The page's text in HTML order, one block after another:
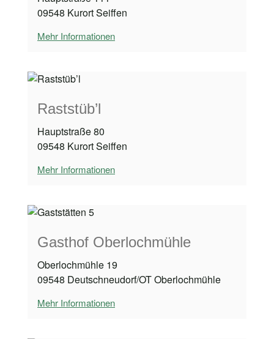
09548 Kurort Seiffen
Mehr Informationen
Raststüb’l
Hauptstraße 80
09548 Kurort Seiffen
Mehr Informationen
Gasthof Oberlochmühle
Oberlochmühle 19
09548 Deutschneudorf/OT Oberlochmühle
Mehr Informationen